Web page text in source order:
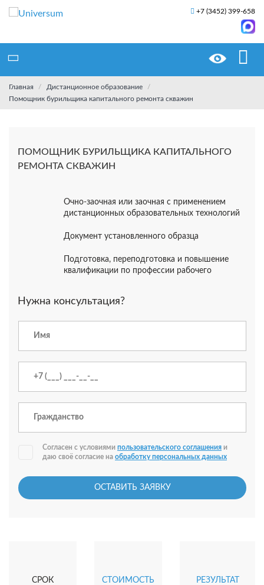
+7 (3452) 399-658
Главная
Дистанционное образование
Помощник бурильщика капитального ремонта скважин
ПОМОЩНИК БУРИЛЬЩИКА КАПИТАЛЬНОГО
РЕМОНТА СКВАЖИН
Очно-заочная или заочная с применением
дистанционных образовательных технологий
Документ установленного образца
Подготовка, переподготовка и повышение
квалификации по профессии рабочего
Нужна консультация?
Согласен с условиями пользовательского соглашения и
даю своё согласие на обработку персональных данных
ОСТАВИТЬ ЗАЯВКУ
СРОК
СТОИМОСТЬ РЕЗУЛЬТАТ